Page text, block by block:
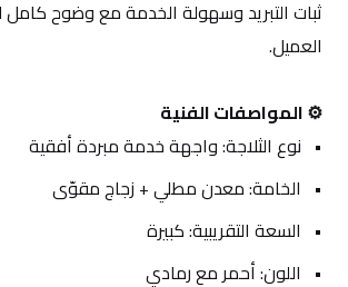
العميل.
⚙️ المواصفات الفنية
نوع الثلاجة: واجهة خدمة مبردة أفقية
الخامة: معدن مطلي + زجاج مقوّى
السعة التقريبية: كبيرة
اللون: أحمر مع رمادي